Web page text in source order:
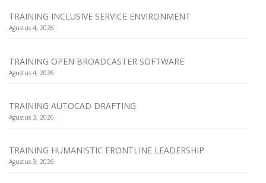
TRAINING INCLUSIVE SERVICE ENVIRONMENT
Agustus 4, 2026
TRAINING OPEN BROADCASTER SOFTWARE
Agustus 4, 2026
TRAINING AUTOCAD DRAFTING
Agustus 3, 2026
TRAINING HUMANISTIC FRONTLINE LEADERSHIP
Agustus 3, 2026